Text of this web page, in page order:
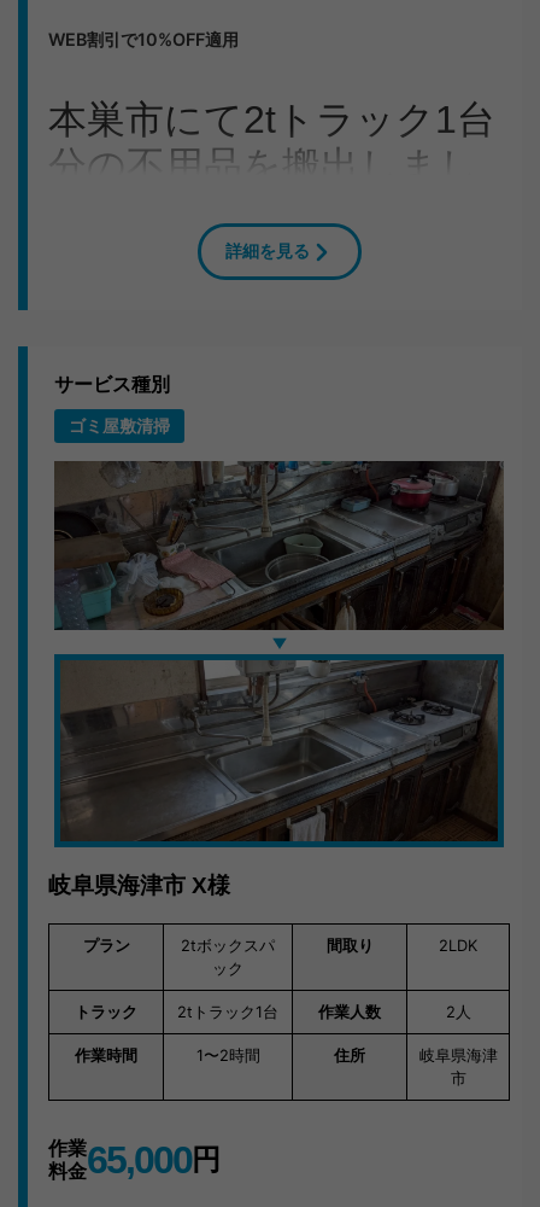
WEB割引で10%OFF適用
本巣市にて2tトラック1台
分の不用品を搬出しまし
岐阜県本巣市のP様よりご依頼をいただき、衣類・書
搬出作業のこだわり
共用部分の養生を徹底し、近隣へのご迷惑にならないよ
う配慮。分別も現場で行い、リサイクル可能なものは適
切にルート分けしています。
いただいたお言葉
「仕事が丁寧で感心しました。見積もりと金額が変わら
なかったのも良かったです。」
岐阜で不用品回収ならキラキらっきー岐阜。まずはLINE
またはお電話でご連絡ください。
詳細を見る
サービス種別
ゴミ屋敷清掃
岐阜県海津市 X様
プラン
2tボックスパ
ック
間取り 2LDK
トラック 2tトラック1台 作業人数 2人
作業時間 1〜2時間 住所
岐阜県海津
市
作業
料金65,000円